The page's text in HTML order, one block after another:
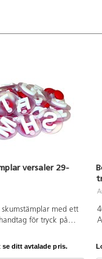
versaler 29-
med ett
för tryck på
vita EVA-stämpeln
se ditt avtalade pris.